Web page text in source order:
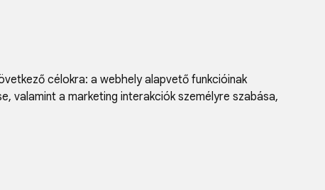
célokra: a webhely alapvető funkcióinak
valamint a marketing interakciók személyre szabása,